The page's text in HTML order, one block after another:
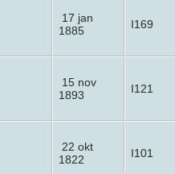
17 jan
1885
I169
15 nov
1893
I121
22 okt
1822
I101